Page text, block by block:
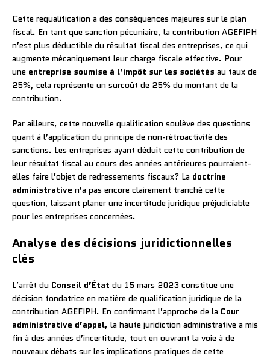
Cette requalification a des conséquences majeures sur le plan
fiscal. En tant que sanction pécuniaire, la contribution AGEFIPH
n’est plus déductible du résultat fiscal des entreprises, ce qui
augmente mécaniquement leur charge fiscale effective. Pour
une entreprise soumise à l’impôt sur les sociétés au taux de
25%, cela représente un surcoût de 25% du montant de la
contribution.
Par ailleurs, cette nouvelle qualification soulève des questions
quant à l’application du principe de non-rétroactivité des
sanctions. Les entreprises ayant déduit cette contribution de
leur résultat fiscal au cours des années antérieures pourraient-
elles faire l’objet de redressements fiscaux? La doctrine
administrative n’a pas encore clairement tranché cette
question, laissant planer une incertitude juridique préjudiciable
pour les entreprises concernées.
Analyse des décisions juridictionnelles
clés
L’arrêt du Conseil d’État du 15 mars 2023 constitue une
décision fondatrice en matière de qualification juridique de la
contribution AGEFIPH. En confirmant l’approche de la Cour
administrative d’appel, la haute juridiction administrative a mis
fin à des années d’incertitude, tout en ouvrant la voie à de
nouveaux débats sur les implications pratiques de cette